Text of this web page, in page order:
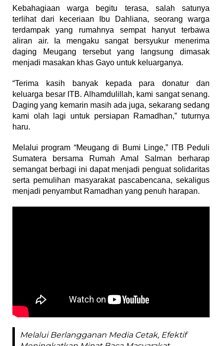
Kebahagiaan warga begitu terasa, salah satunya
terlihat dari keceriaan Ibu Dahliana, seorang warga
terdampak yang rumahnya sempat hanyut terbawa
aliran air. Ia mengaku sangat bersyukur menerima
daging Meugang tersebut yang langsung dimasak
menjadi masakan khas Gayo untuk keluarganya.
“Terima kasih banyak kepada para donatur dan
keluarga besar ITB. Alhamdulillah, kami sangat senang.
Daging yang kemarin masih ada juga, sekarang sedang
kami olah lagi untuk persiapan Ramadhan,” tuturnya
haru.
Melalui program “Meugang di Bumi Linge,” ITB Peduli
Sumatera bersama Rumah Amal Salman berharap
semangat berbagi ini dapat menjadi penguat solidaritas
serta pemulihan masyarakat pascabencana, sekaligus
menjadi penyambut Ramadhan yang penuh harapan.
Melalui Berlangganan Media Cetak, Efektif